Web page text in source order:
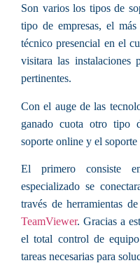
Son varios los tipos de
tipo de empresas, el
técnico presencial en el
visitara las instalaciones
pertinentes.
Con el auge de las
ganado cuota otro tipo
soporte online y el
El primero consiste
especializado se
través de herramientas
TeamViewer. Gracias a
el total control de
tareas necesarias para